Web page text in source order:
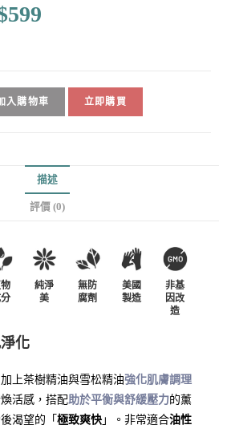
599
入購物車 立即購買
描述
評價 (0)
純淨
美
無防
腐劑
美國
製造
非基
因改
造
化
上茶樹精油與雪松精油強化肌膚調理
活感，搭配助於平衡與舒緩壓力的薰
渴望的「 極致爽快 」。非常適合油性